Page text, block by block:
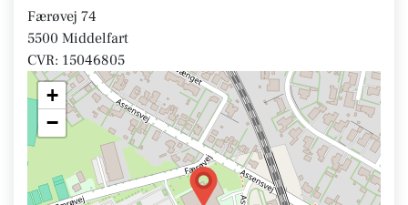
Færøvej 74
5500 Middelfart
CVR: 15046805
+
−